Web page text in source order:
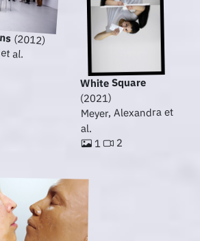
(2012)
al.
White Square
(2021)
Meyer, Alexandra et
al.
1 2